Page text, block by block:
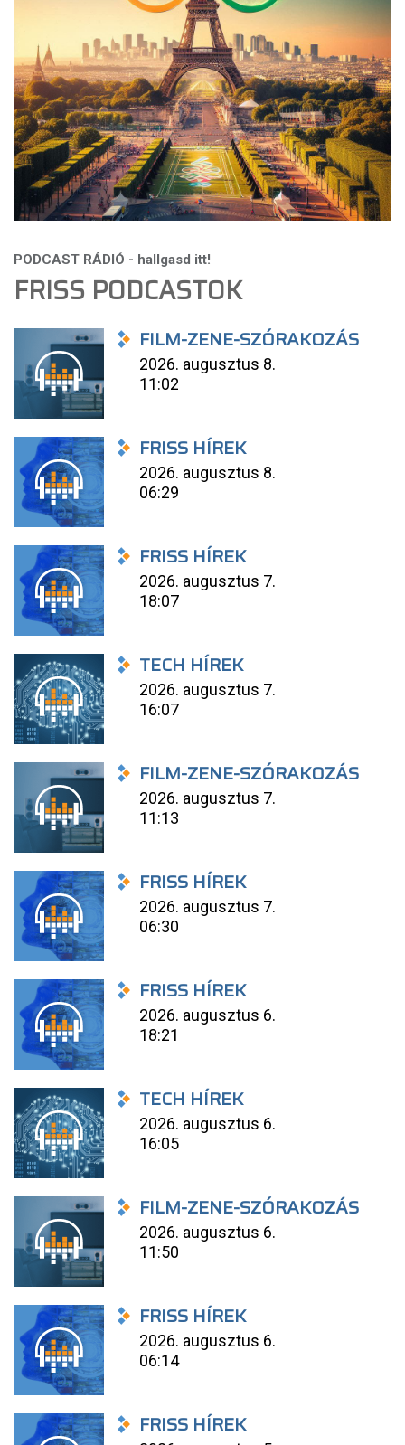
FRISS PODCASTOK
FILM-ZENE-SZÓRAKOZÁS
2026. augusztus 8.
11:02
FRISS HÍREK
2026. augusztus 8.
06:29
FRISS HÍREK
2026. augusztus 7.
18:07
TECH HÍREK
2026. augusztus 7.
16:07
FILM-ZENE-SZÓRAKOZÁS
2026. augusztus 7.
11:13
FRISS HÍREK
2026. augusztus 7.
06:30
FRISS HÍREK
2026. augusztus 6.
18:21
TECH HÍREK
2026. augusztus 6.
16:05
FILM-ZENE-SZÓRAKOZÁS
2026. augusztus 6.
11:50
FRISS HÍREK
2026. augusztus 6.
06:14
FRISS HÍREK